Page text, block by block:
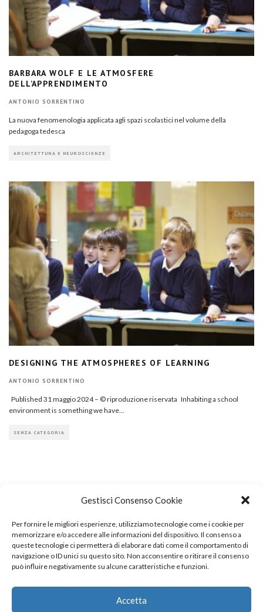
Gestisci Consenso Cookie
Per fornire le migliori esperienze, utilizziamo tecnologie come i cookie per
memorizzare e/o accedere alle informazioni del dispositivo. Il consenso a
queste tecnologie ci permetterà di elaborare dati come il comportamento di
navigazione o ID unici su questo sito. Non acconsentire o ritirare il consenso
può influire negativamente su alcune caratteristiche e funzioni.
Accetta
BARBARA WOLF E LE ATMOSFERE
DELL’APPRENDIMENTO
ANTONIO SORRENTINO
La nuova fenomenologia applicata agli spazi scolastici nel volume della
pedagoga tedesca
ARCHITETTURA E NEUROSCIENZE
DESIGNING THE ATMOSPHERES OF LEARNING
ANTONIO SORRENTINO
Published 31 maggio 2024 – © riproduzione riservata Inhabiting a school
environment is something we have...
SENZA CATEGORIA
COPYRIGHT
© TheArchitecturalPost 2024
SOCIAL NETWORK